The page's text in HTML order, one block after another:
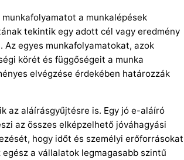
a munkalépések
tekintik egy adott cél vagy eredmény
Az egyes munkafolyamatokat, azok
körét és függőségeit a munka
elvégzése érdekében határozzák
az aláírásgyűjtésre is. Egy jó e-aláíró
az összes elképzelhető jóváhagyási
hogy időt és személyi erőforrásokat
a vállalatok legmagasabb szintű